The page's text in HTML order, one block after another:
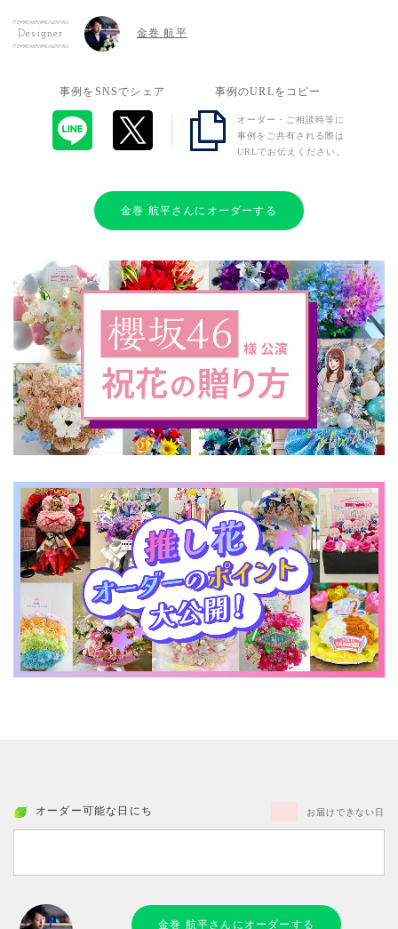
Designer 金巻 航平
事例をSNSでシェア 事例のURLをコピー
オーダー・ご相談時等に
事例をご共有される際は
URLでお伝えください。
金巻 航平さんにオーダーする
オーダー可能な日にち お届けできない日
金巻 航平さんにオーダーする